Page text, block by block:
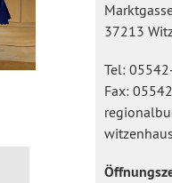
37213
Tel:
Fax: